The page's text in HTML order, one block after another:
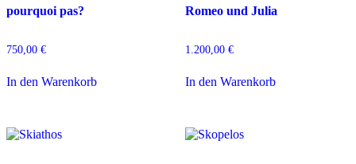
pourquoi pas?
750,00 €
In den Warenkorb
Romeo und Julia
1.200,00 €
In den Warenkorb